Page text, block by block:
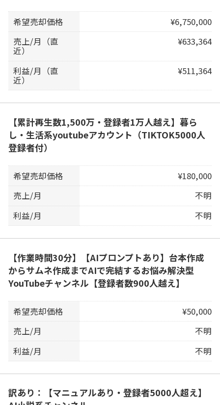
希望売却価格
¥6,750,000
売上/月（直
近）
¥633,364
利益/月（直
近）
¥511,364
【累計再生数1,500万・登録者1万人越え】暮ら
し・生活系youtubeアカウント（TIKTOK5000人
登録者付）
希望売却価格
¥180,000
売上/月
不明
利益/月
不明
【作業時間30分】【AIプロンプトあり】台本作成
からサムネ作成までAIで完結するお悩み解決型
YouTubeチャンネル【登録者数900人越え】
希望売却価格
¥50,000
売上/月
不明
利益/月
不明
訳あり：【マニュアルあり・登録者5000人超え】